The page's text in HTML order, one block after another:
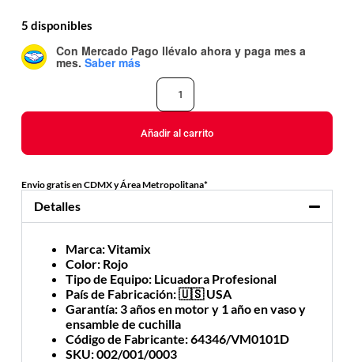
5 disponibles
Con Mercado Pago llévalo ahora y paga mes a
mes. Saber más
Añadir al carrito
Envio gratis en CDMX y Área Metropolitana*
Detalles
Marca: Vitamix
Color: Rojo
Tipo de Equipo: Licuadora Profesional
País de Fabricación: 🇺🇸 USA
Garantía: 3 años en motor y 1 año en vaso y
ensamble de cuchilla
Código de Fabricante: 64346/VM0101D
SKU: 002/001/0003